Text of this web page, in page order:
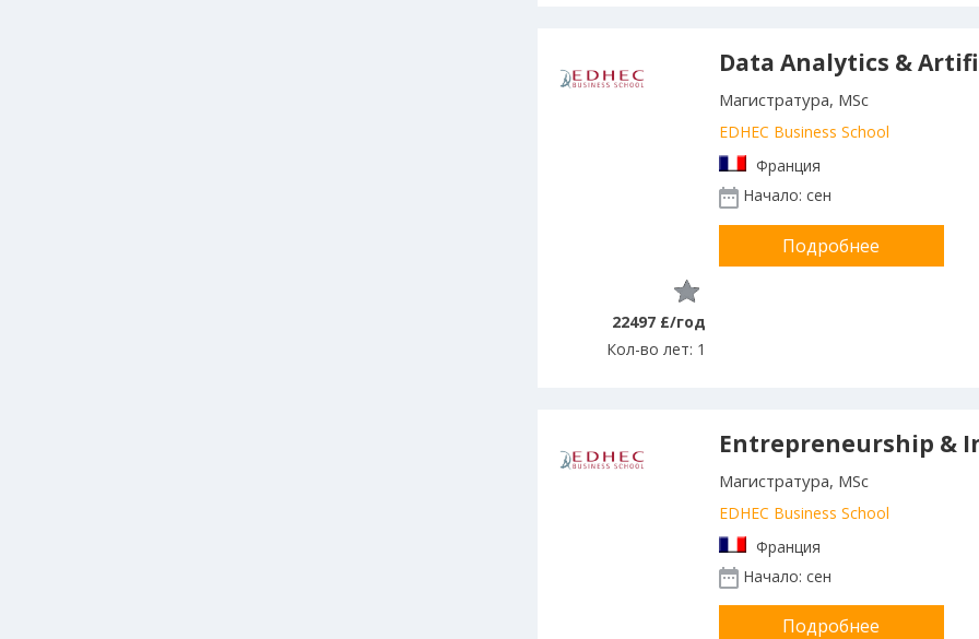
Data Analytics &
Магистратура, MSc
EDHEC Business School
Франция
Начало: сен
Подробнее
22497 £/год
Кол-во лет: 1
Entrepreneurship &
Магистратура, MSc
EDHEC Business School
Франция
Начало: сен
Подробнее